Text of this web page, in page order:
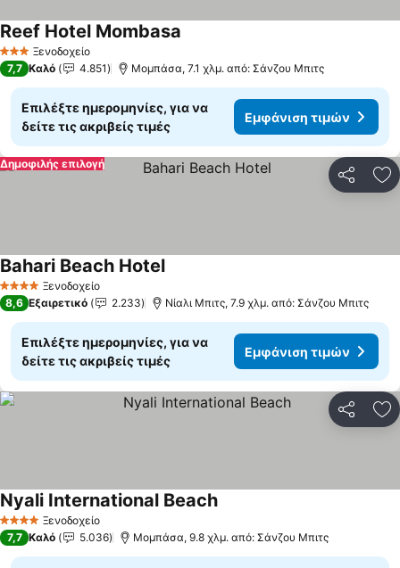
3 ΑστέριαΞενοδοχείο
Reef Hotel Mombasa
7,7 Καλό 4.851 Μομπάσα, 7.1 χλμ. από: Σάνζου Μπιτς
Επιλέξτε ημερομηνίες, για να
δείτε τις ακριβείς τιμές
Εμφάνιση τιμών
Δημοφιλής επιλογή
4 ΑστέριαΞενοδοχείο
Bahari Beach Hotel
8,6 Εξαιρετικό 2.233 Νίαλι Μπιτς, 7.9 χλμ. από: Σάνζου Μπιτς
Επιλέξτε ημερομηνίες, για να
δείτε τις ακριβείς τιμές
Εμφάνιση τιμών
4 ΑστέριαΞενοδοχείο
Nyali International Beach
7,7 Καλό 5.036 Μομπάσα, 9.8 χλμ. από: Σάνζου Μπιτς